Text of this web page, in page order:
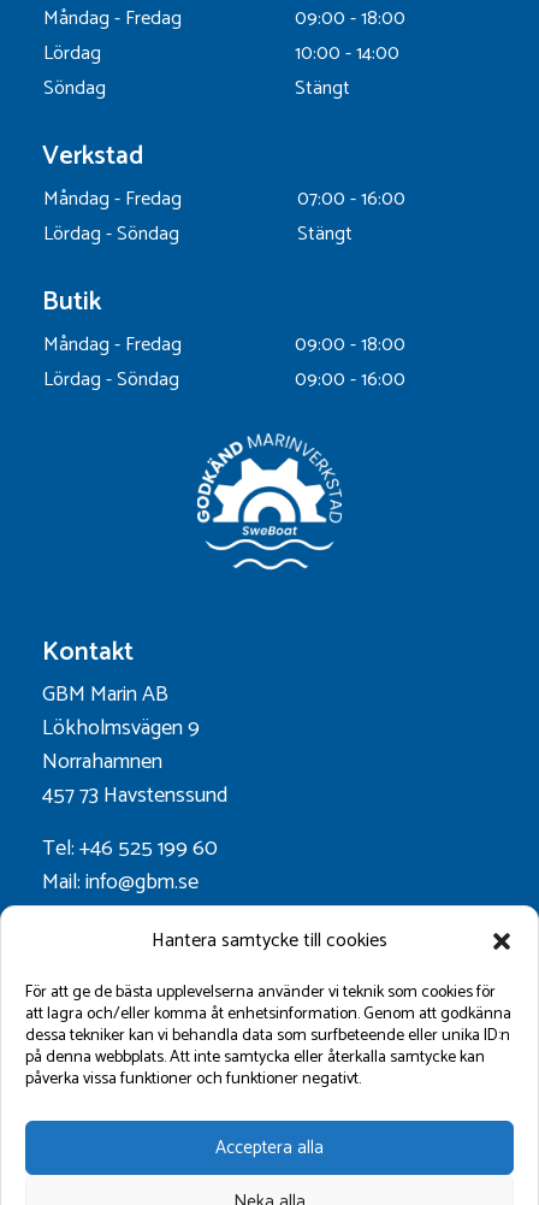
Hantera samtycke till cookies
För att ge de bästa upplevelserna använder vi teknik som cookies för
att lagra och/eller komma åt enhetsinformation. Genom att godkänna
dessa tekniker kan vi behandla data som surfbeteende eller unika ID:n
på denna webbplats. Att inte samtycka eller återkalla samtycke kan
påverka vissa funktioner och funktioner negativt.
Acceptera alla
Måndag - Fredag
09:00 - 18:00
Lördag
10:00 - 14:00
Söndag
Stängt
Verkstad
Måndag - Fredag
07:00 - 16:00
Lördag - Söndag
Stängt
Butik
Måndag - Fredag
09:00 - 18:00
Lördag - Söndag
09:00 - 16:00
Kontakt
GBM Marin AB
Lökholmsvägen 9
Norrahamnen
457 73 Havstenssund
Tel: +46 525 199 60
Mail: info@gbm.se
Org.nr. 556052-0628
Följ oss på: